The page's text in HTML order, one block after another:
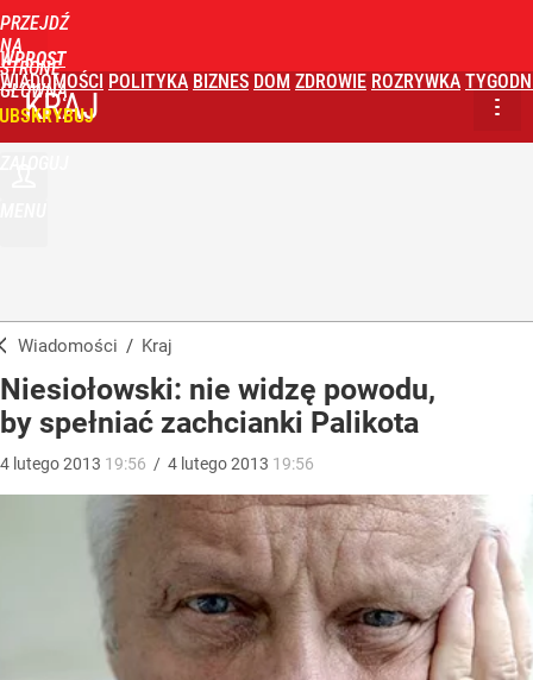
PRZEJDŹ
NA
STRONĘ
GŁÓWNĄ
WPROST
WIADOMOŚCI POLITYKA BIZNES DOM ZDROWIE ROZRYWKA
KRAJ
Wiadomości / Kraj
Niesiołowski: nie widzę powodu,
by spełniać zachcianki Palikota
4 lutego2013 19:56 / 4 lutego2013 19:56